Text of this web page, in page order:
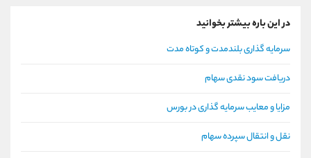
در این باره بیشتر بخوانید
سرمایه گذاری بلندمدت و کوتاه مدت
دریافت سود نقدی سهام
مزایا و معایب سرمایه گذاری در بورس
نقل و انتقال سپرده سهام